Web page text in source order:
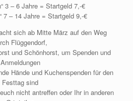
3 – 6 Jahre = Startgeld 7,-€
7 – 14 Jahre = Startgeld 9,-€
sich ab Mitte März auf den Weg
Flüggendorf,
und Schönhorst, um Spenden und
Anmeldungen
Hände und Kuchenspenden für den
Festtag sind
nicht antreffen oder Ihr in anderen